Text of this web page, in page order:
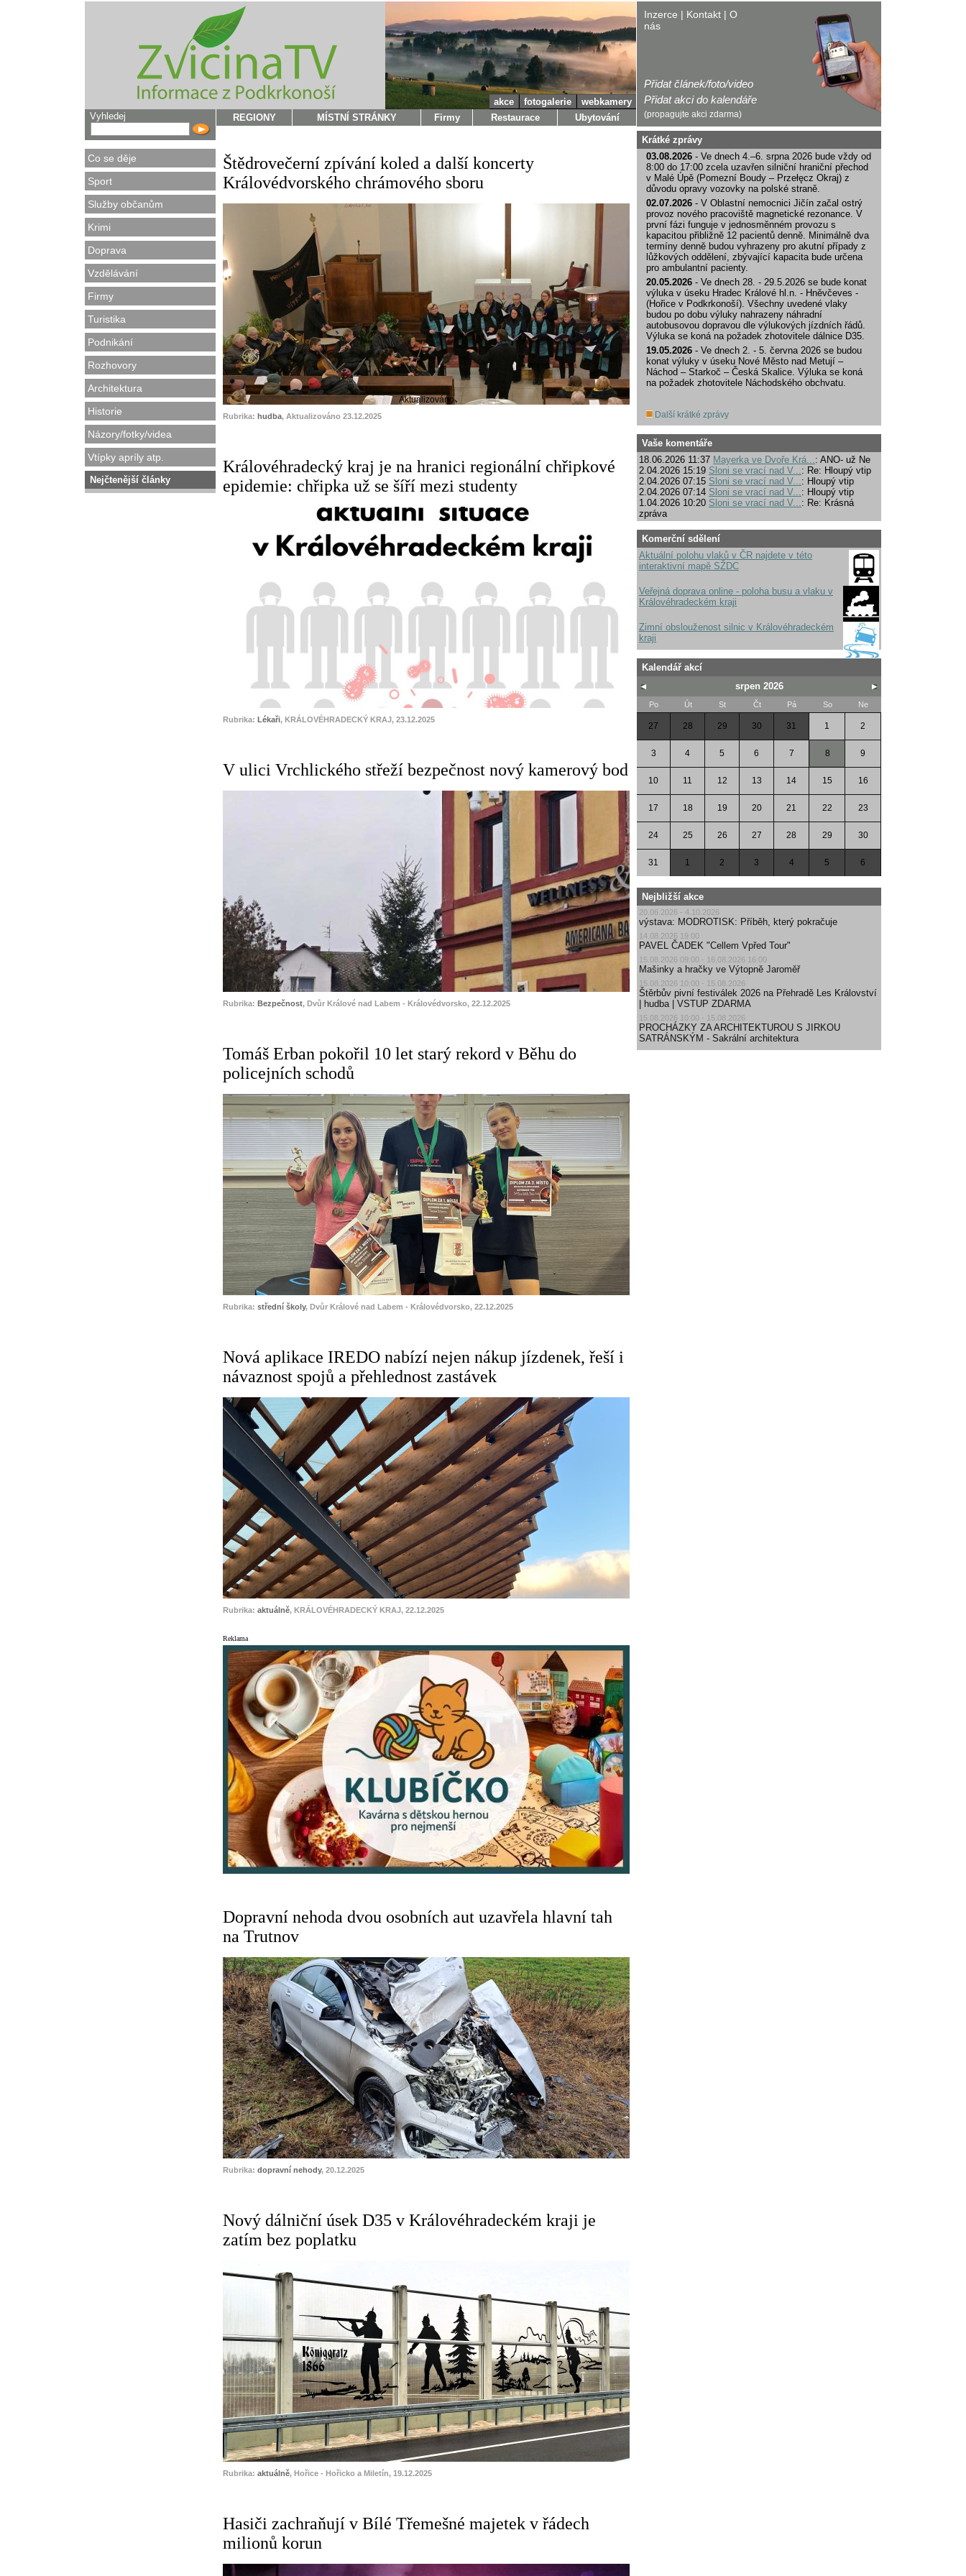
Vyhledej
Co se děje
Sport
Služby občanům
Krimi
Doprava
Vzdělávání
Firmy
Turistika
Podnikání
Rozhovory
Architektura
Historie
Názory/fotky/videa
Vtípky apríly atp.
Nejčtenější články
Inzerce | Kontakt | O
nás
Přidat článek/foto/video
Přidat akci do kalendáře
(propagujte akci zdarma)
akce fotogalerie
webkamery
REGIONY
MÍSTNÍ STRÁNKY Firmy Restaurace Ubytování
Štědrovečerní zpívání koled a další koncerty
Královédvorského chrámového sboru
Aktualizováno
Rubrika: hudba, Aktualizováno 23.12.2025
Královéhradecký kraj je na hranici regionální chřipkové
epidemie: chřipka už se šíří mezi studenty
Rubrika: Lékaři, KRÁLOVÉHRADECKÝ KRAJ, 23.12.2025
V ulici Vrchlického střeží bezpečnost nový kamerový bod
Rubrika: Bezpečnost, Dvůr Králové nad Labem - Královédvorsko, 22.12.2025
Tomáš Erban pokořil 10 let starý rekord v Běhu do
policejních schodů
Rubrika: střední školy, Dvůr Králové nad Labem - Královédvorsko, 22.12.2025
Nová aplikace IREDO nabízí nejen nákup jízdenek, řeší i
návaznost spojů a přehlednost zastávek
Rubrika: aktuálně, KRÁLOVÉHRADECKÝ KRAJ, 22.12.2025
Reklama
Dopravní nehoda dvou osobních aut uzavřela hlavní tah
na Trutnov
Rubrika: dopravní nehody, 20.12.2025
Nový dálniční úsek D35 v Královéhradeckém kraji je
zatím bez poplatku
Rubrika: aktuálně, Hořice - Hořicko a Miletín, 19.12.2025
Hasiči zachraňují v Bílé Třemešné majetek v řádech
milionů korun
Krátké zprávy
03.08.2026 - Ve dnech 4.–6. srpna 2026 bude vždy od
8:00 do 17:00 zcela uzavřen silniční hraniční přechod
v Malé Úpě (Pomezní Boudy – Przełęcz Okraj) z
důvodu opravy vozovky na polské straně.
02.07.2026 - V Oblastní nemocnici Jičín začal ostrý
provoz nového pracoviště magnetické rezonance. V
první fázi funguje v jednosměnném provozu s
kapacitou přibližně 12 pacientů denně. Minimálně dva
termíny denně budou vyhrazeny pro akutní případy z
lůžkových oddělení, zbývající kapacita bude určena
pro ambulantní pacienty.
20.05.2026 - Ve dnech 28. - 29.5.2026 se bude konat
výluka v úseku Hradec Králové hl.n. - Hněvčeves -
(Hořice v Podkrkonoší). Všechny uvedené vlaky
budou po dobu výluky nahrazeny náhradní
autobusovou dopravou dle výlukových jízdních řádů.
Výluka se koná na požadek zhotovitele dálnice D35.
19.05.2026 - Ve dnech 2. - 5. června 2026 se budou
konat výluky v úseku Nové Město nad Metují –
Náchod – Starkoč – Česká Skalice. Výluka se koná
na požadek zhotovitele Náchodského obchvatu.
Další krátké zprávy
Vaše komentáře
18.06.2026 11:37 Mayerka ve Dvoře Krá...: ANO- už Ne
2.04.2026 15:19 Sloni se vrací nad V...: Re: Hloupý vtip
2.04.2026 07:15 Sloni se vrací nad V...: Hloupý vtip
2.04.2026 07:14 Sloni se vrací nad V...: Hloupý vtip
1.04.2026 10:20 Sloni se vrací nad V...: Re: Krásná
zpráva
Komerční sdělení
Aktuální polohu vlaků v ČR najdete v této
interaktivní mapě SŽDC
Veřejná doprava online - poloha busu a vlaku v
Královéhradeckém kraji
Zimní obslouženost silnic v Královéhradeckém
kraji
Kalendář akcí
srpen 2026
Po Út St Čt Pá So Ne
27 28 29 30 31 1 2
3 4 5 6 7 8 9
10 11 12 13 14 15 16
17 18 19 20 21 22 23
24 25 26 27 28 29 30
31 1 2 3 4 5 6
Nejbližší akce
20.06.2026 - 4.10.2026
výstava: MODROTISK: Příběh, který pokračuje
14.08.2026 19:00
PAVEL ČADEK "Cellem Vpřed Tour"
15.08.2026 09:00 - 16.08.2026 16:00
Mašinky a hračky ve Výtopně Jaroměř
15.08.2026 10:00 - 15.08.2026
Štěrbův pivní festiválek 2026 na Přehradě Les Království
| hudba | VSTUP ZDARMA
15.08.2026 10:00 - 15.08.2026
PROCHÁZKY ZA ARCHITEKTUROU S JIRKOU
SATRÁNSKÝM - Sakrální architektura